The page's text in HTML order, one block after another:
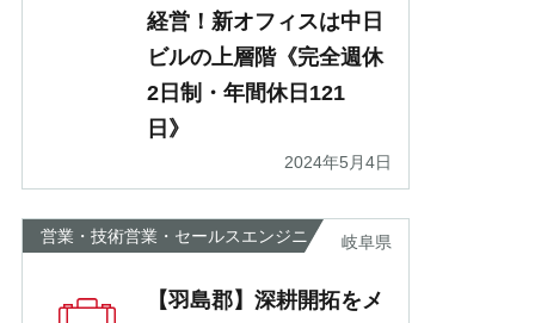
経営！新オフィスは中日
ビルの上層階《完全週休
2日制・年間休日121
日》
2024年5月4日
営業・技術営業・セールスエンジニ
岐阜県
【羽島郡】深耕開拓をメ